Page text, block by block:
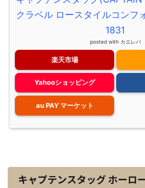
クラベル ロースタイルコンフ
1831
posted with カエレバ
楽天市場
Yahooショッピング
au PAY マーケット
キャプテンスタッグ ホーロ